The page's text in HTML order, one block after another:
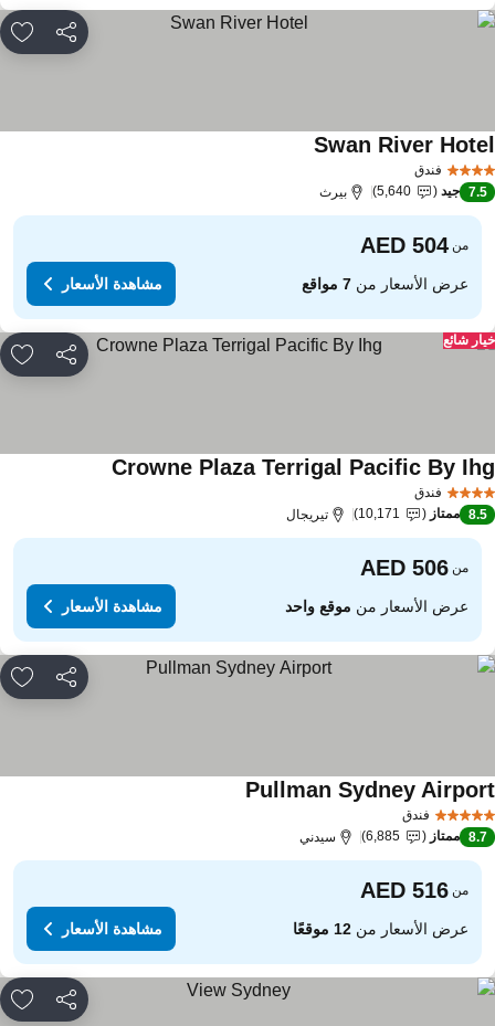
مشاركة
فندق
Swan Riverمشاهدة الأسعار
7.5 جيد 5,640 بيرث
من
عرض الأسعار من7 مواقع مشاهدة الأسعار
مشاركة
شائع
فندق
Crowne Plaza Terrigal Pacific Byمشاهدة الأسعار
8.5 ممتاز 10,171 تيريجال
من
عرض الأسعار منموقع واحد مشاهدة الأسعار
مشاركة
فندق
Pullman Sydneyمشاهدة الأسعار
8.7 ممتاز 6,885 سيدني
من
عرض الأسعار من12 موقعًا مشاهدة الأسعار
مشاركة